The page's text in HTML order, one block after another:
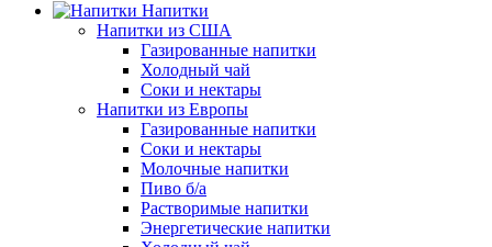
Напитки
Напитки из США
Газированные напитки
Холодный чай
Соки и нектары
Напитки из Европы
Газированные напитки
Соки и нектары
Молочные напитки
Пиво б/а
Растворимые напитки
Энергетические напитки